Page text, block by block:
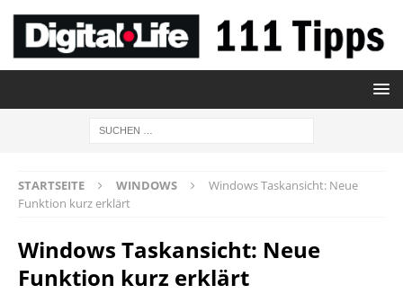
STARTSEITE WINDOWS
Windows Taskansicht: Neue
Funktion kurz erklärt
Windows Taskansicht: Neue
Funktion kurz erklärt